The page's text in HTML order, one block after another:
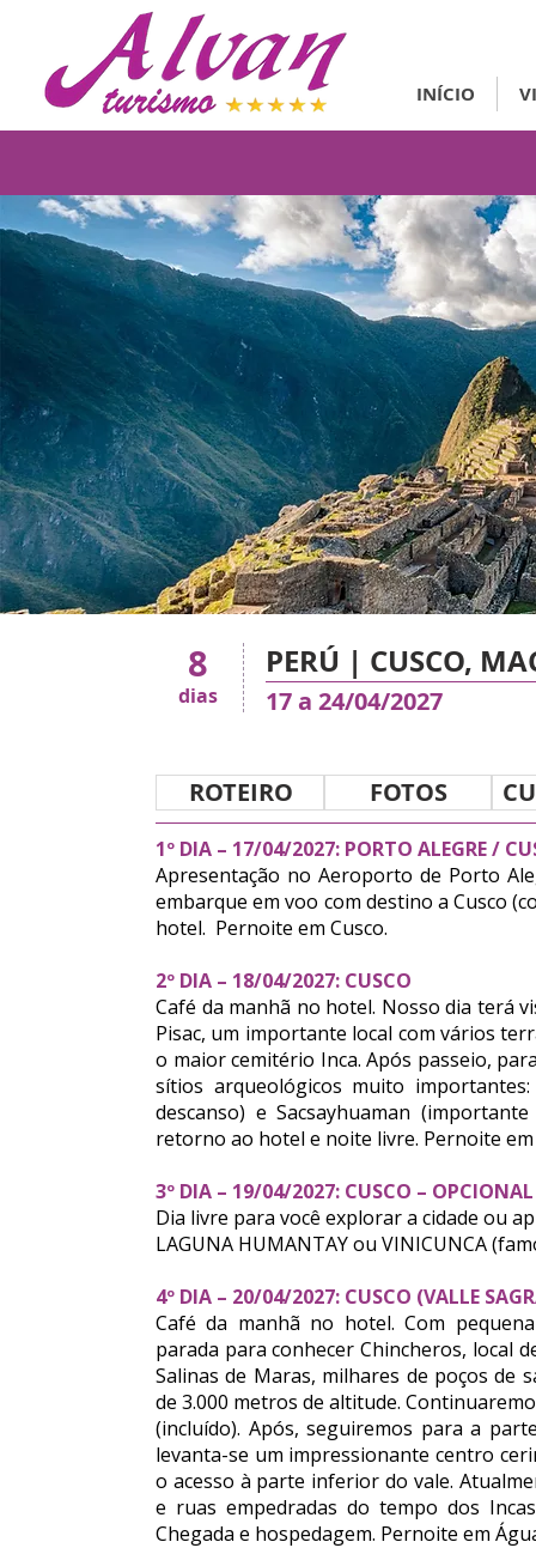
INÍCIO
8
dias
PERÚ | CUSCO,
17 a 24/04/2027
ROTEIRO FOTOS
1º DIA – 17/04/2027: PORTO ALEGRE /
Apresentação no Aeroporto de Porto
embarque em voo com destino a Cusco
hotel. Pernoite em Cusco.
2º DIA – 18/04/2027: CUSCO
Café da manhã no hotel. Nosso dia terá
Pisac, um importante local com vários
o maior cemitério Inca. Após passeio,
sítios arqueológicos muito
descanso) e Sacsayhuaman
retorno ao hotel e noite livre. Pernoite em
3º DIA – 19/04/2027: CUSCO –
Dia livre para você explorar a cidade ou
LAGUNA HUMANTAY ou VINICUNCA
4º DIA – 20/04/2027: CUSCO (VALLE
Café da manhã no hotel. Com
parada para conhecer Chincheros, local
Salinas de Maras, milhares de poços de
de 3.000 metros de altitude.
(incluído). Após, seguiremos para a
levanta-se um impressionante centro
o acesso à parte inferior do vale.
e ruas empedradas do tempo dos
Chegada e hospedagem. Pernoite em